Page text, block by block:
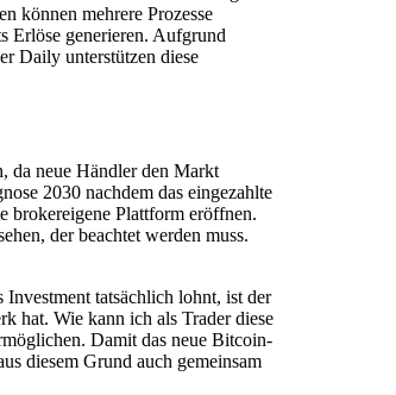
können mehrere Prozesse
Erlöse generieren. Aufgrund
Daily unterstützen diese
da neue Händler den Markt
2030 nachdem das eingezahlte
brokereigene Plattform eröffnen.
der beachtet werden muss.
tatsächlich lohnt, ist der
hat. Wie kann ich als Trader diese
Damit das neue Bitcoin-
diesem Grund auch gemeinsam